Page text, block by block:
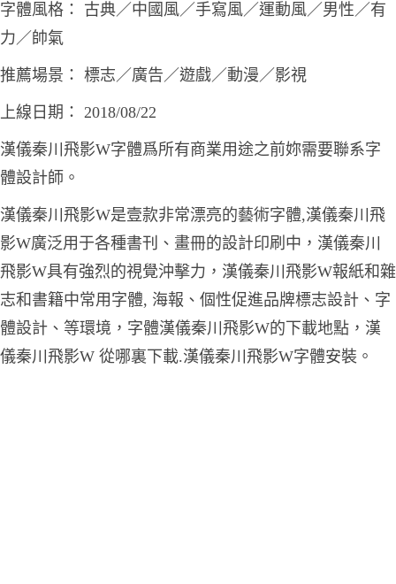
字體風格： 古典／中國風／手寫風／運動風／男性／有
力／帥氣
推薦場景： 標志／廣告／遊戲／動漫／影視
上線日期： 2018/08/22
漢儀秦川飛影W字體爲所有商業用途之前妳需要聯系字
體設計師。
漢儀秦川飛影W是壹款非常漂亮的藝術字體,漢儀秦川飛
影W廣泛用于各種書刊、畫冊的設計印刷中，漢儀秦川
飛影W具有強烈的視覺沖擊力，漢儀秦川飛影W報紙和雜
志和書籍中常用字體, 海報、個性促進品牌標志設計、字
體設計、等環境，字體漢儀秦川飛影W的下載地點，漢
儀秦川飛影W 從哪裏下載.漢儀秦川飛影W字體安裝。